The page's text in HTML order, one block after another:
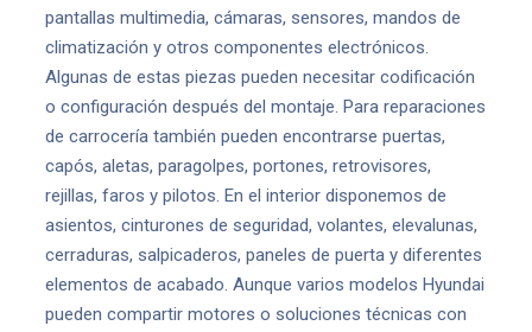
pantallas multimedia, cámaras, sensores, mandos de
climatización y otros componentes electrónicos.
Algunas de estas piezas pueden necesitar codificación
o configuración después del montaje. Para reparaciones
de carrocería también pueden encontrarse puertas,
capós, aletas, paragolpes, portones, retrovisores,
rejillas, faros y pilotos. En el interior disponemos de
asientos, cinturones de seguridad, volantes, elevalunas,
cerraduras, salpicaderos, paneles de puerta y diferentes
elementos de acabado. Aunque varios modelos Hyundai
pueden compartir motores o soluciones técnicas con